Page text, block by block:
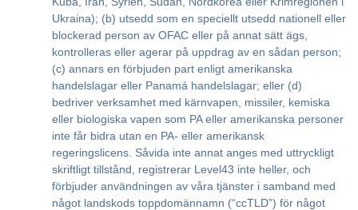
Ukraina); (b) utsedd som en speciellt utsedd nationell eller
blockerad person av OFAC eller på annat sätt ägs,
kontrolleras eller agerar på uppdrag av en sådan person;
(c) annars en förbjuden part enligt amerikanska
handelslagar eller Panamá handelslagar; eller (d)
bedriver verksamhet med kärnvapen, missiler, kemiska
eller biologiska vapen som PA eller amerikanska personer
inte får bidra utan en PA- eller amerikansk
regeringslicens. Såvida inte annat anges med uttryckligt
skriftligt tillstånd, registrerar Level43 inte heller, och
förbjuder användningen av våra tjänster i samband med
något landskods toppdomännamn (“ccTLD”) för något